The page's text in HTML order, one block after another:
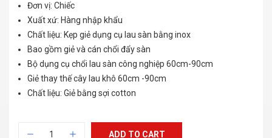
Đơn vị: Chiếc
Xuất xứ: Hàng nhập khẩu
Chất liệu: Kẹp giẻ dụng cụ lau sàn bằng inox
Bao gồm giẻ và cán chổi đẩy sàn
Bộ dụng cụ chổi lau sàn công nghiệp 60cm-90cm
Giẻ thay thế cây lau khô 60cm -90cm
Chất liệu: Giẻ bằng sợi cotton
ADD TO CART